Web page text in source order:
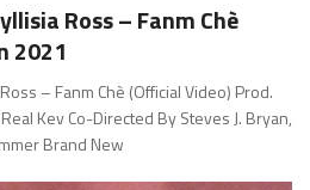
Ross – Fanm Chè
2021
– Fanm Chè (Official Video) Prod.
Kev Co-Directed By Steves J. Bryan,
Brand New